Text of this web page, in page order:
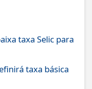
taxa Selic para
taxa básica